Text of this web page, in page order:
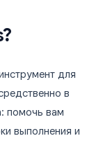
для
в
помочь вам
выполнения и